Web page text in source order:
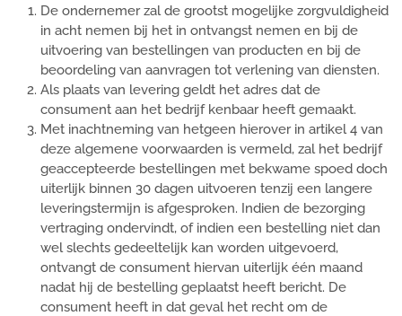
De ondernemer zal de grootst mogelijke zorgvuldigheid
in acht nemen bij het in ontvangst nemen en bij de
uitvoering van bestellingen van producten en bij de
beoordeling van aanvragen tot verlening van diensten.
Als plaats van levering geldt het adres dat de
consument aan het bedrijf kenbaar heeft gemaakt.
Met inachtneming van hetgeen hierover in artikel 4 van
deze algemene voorwaarden is vermeld, zal het bedrijf
geaccepteerde bestellingen met bekwame spoed doch
uiterlijk binnen 30 dagen uitvoeren tenzij een langere
leveringstermijn is afgesproken. Indien de bezorging
vertraging ondervindt, of indien een bestelling niet dan
wel slechts gedeeltelijk kan worden uitgevoerd,
ontvangt de consument hiervan uiterlijk één maand
nadat hij de bestelling geplaatst heeft bericht. De
consument heeft in dat geval het recht om de